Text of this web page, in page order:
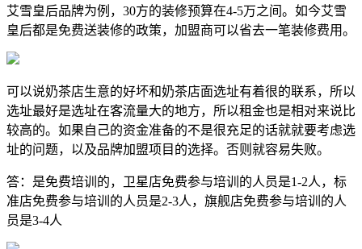
艾雪皇后品牌为例，30方的装修预算在4-5万之间。如今艾雪
皇后都是免费送装修的政策，加盟商可以省去一笔装修费用。
可以说奶茶店生意的好坏和奶茶店面选址有着很的联系，所以
选址最好是选址在客流量大的地方，所以租金也是相对来说比
较高的。如果自己的资金准备的不是很充足的话就就要考虑选
址的问题，以及品牌加盟项目的选择。否则就容易失败。
答：是免费培训的，卫星店免费参与培训的人员是1-2人，标
准店免费参与培训的人员是2-3人，旗舰店免费参与培训的人
员是3-4人